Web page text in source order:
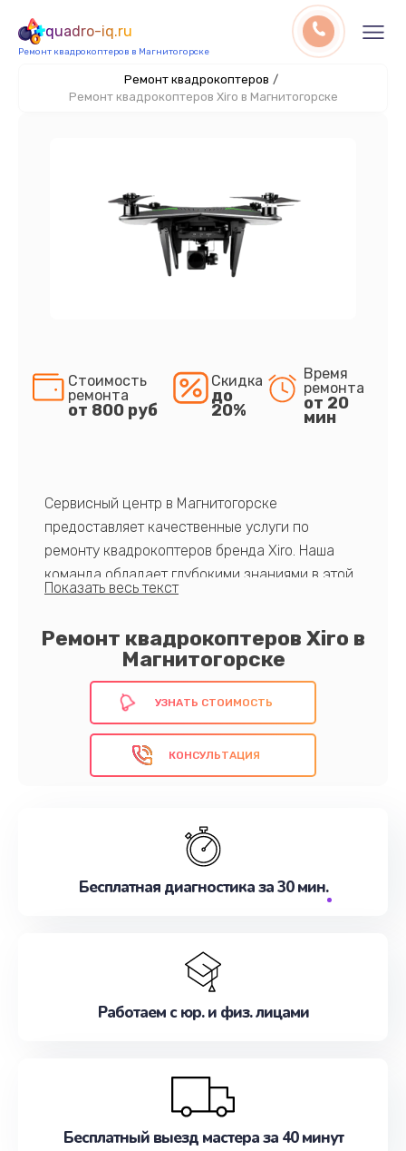
quadro-iq.ru
Ремонт квадрокоптеров в Магнитогорске
Ремонт квадрокоптеров /
Ремонт квадрокоптеров Xiro в Магнитогорске
Ремонт квадрокоптеров Xiro в
Магнитогорске
Стоимость
ремонта
от 800 руб
Скидка
до
20%
Время
ремонта
от 20
мин
Сервисный центр в Магнитогорске
предоставляет качественные услуги по
ремонту квадрокоптеров бренда Xiro. Наша
команда обладает глубокими знаниями в этой
области, что гарантирует эффективное и
После обращения к нам ваш дрон будет
работать как новый!
Запишитесь в центр уже сегодня!
УЗНАТЬ СТОИМОСТЬ
КОНСУЛЬТАЦИЯ
Бесплатная диагностика за 30 мин.
Работаем с юр. и физ. лицами
Бесплатный выезд мастера за 40 минут